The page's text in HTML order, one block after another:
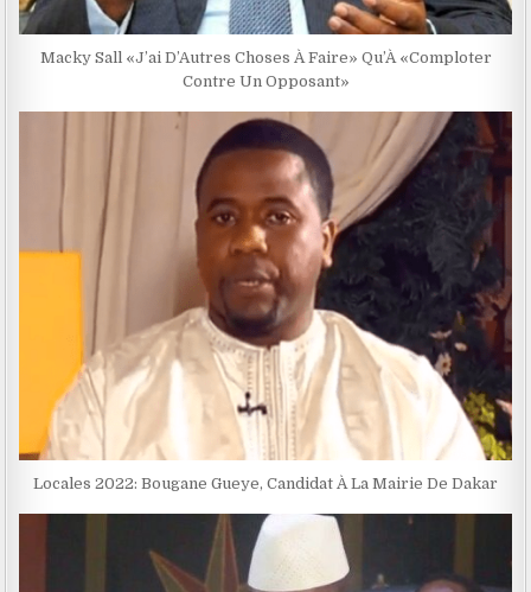
Macky Sall «J’ai D’Autres Choses À Faire» Qu’À «Comploter
Contre Un Opposant»
Locales 2022: Bougane Gueye, Candidat À La Mairie De Dakar